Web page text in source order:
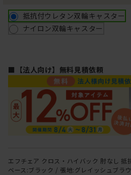
抵抗付ウレタン双輪キャスター
ナイロン双輪キャスター
■【法人向け】無料見積依頼
エフチェア クロス・ハイバック 肘なし
ベース:ブラック / 張地:グレイッシュブラ